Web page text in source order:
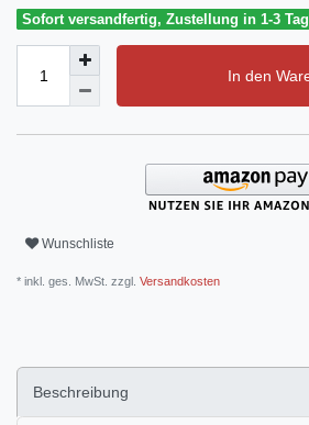
Sofort versandfertig, Zustellung in 1-3
In den
Wunschliste
* inkl. ges. MwSt. zzgl. Versandkosten
Beschreibung